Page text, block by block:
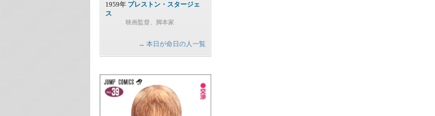
1959年 プレストン・スタージェ
ス
映画監督、脚本家
→ 本日が命日の人一覧